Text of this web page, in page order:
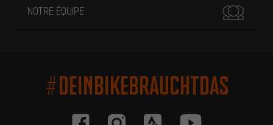
NOTRE ÉQUIPE
#DEINBIKEBRAUCHTDAS